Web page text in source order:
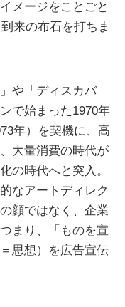
メージをことごと
来の布石を打ちま
や「ディスカバ
で始まった1970年
年）を契機に、高
大量消費の時代が
の時代へと突入。
なアートディレク
顔ではなく、企業
まり、「ものを宣
思想）を広告宣伝